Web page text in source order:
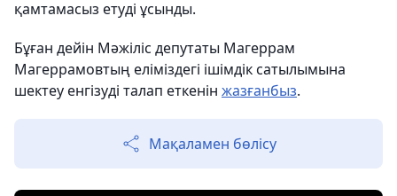
қамтамасыз етуді ұсынды.
Бұған дейін Мәжіліс депутаты Магеррам
Магеррамовтың еліміздегі ішімдік сатылымына
шектеу енгізуді талап еткенін жазғанбыз.
Мақаламен бөлісу